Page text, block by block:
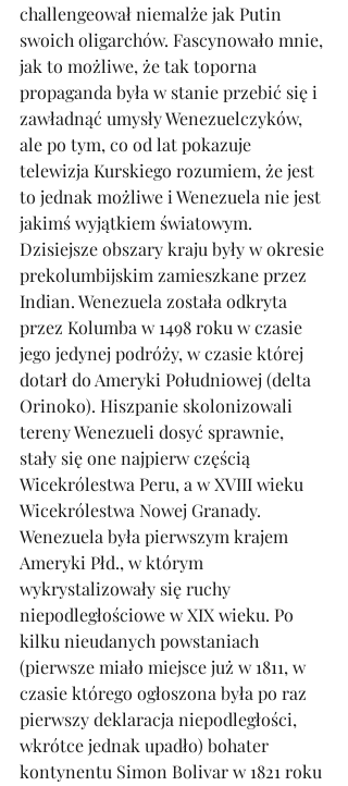
challengeował niemalże jak Putin
swoich oligarchów. Fascynowało mnie,
jak to możliwe, że tak toporna
propaganda była w stanie przebić się i
zawładnąć umysły Wenezuelczyków,
ale po tym, co od lat pokazuje
telewizja Kurskiego rozumiem, że jest
to jednak możliwe i Wenezuela nie jest
jakimś wyjątkiem światowym.
Dzisiejsze obszary kraju były w okresie
prekolumbijskim zamieszkane przez
Indian. Wenezuela została odkryta
przez Kolumba w 1498 roku w czasie
jego jedynej podróży, w czasie której
dotarł do Ameryki Południowej (delta
Orinoko). Hiszpanie skolonizowali
tereny Wenezueli dosyć sprawnie,
stały się one najpierw częścią
Wicekrólestwa Peru, a w XVIII wieku
Wicekrólestwa Nowej Granady.
Wenezuela była pierwszym krajem
Ameryki Płd., w którym
wykrystalizowały się ruchy
niepodległościowe w XIX wieku. Po
kilku nieudanych powstaniach
(pierwsze miało miejsce już w 1811, w
czasie którego ogłoszona była po raz
pierwszy deklaracja niepodległości,
wkrótce jednak upadło) bohater
kontynentu Simon Bolivar w 1821 roku